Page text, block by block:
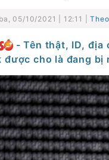
05/10/2021 | 12:11 |
- Tên thật, ID, địa
được cho là đang